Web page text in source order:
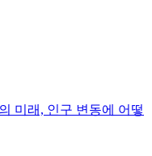
미래, 인구 변동에 어떻